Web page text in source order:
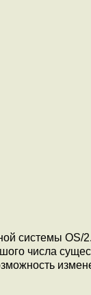
системы OS/
числа